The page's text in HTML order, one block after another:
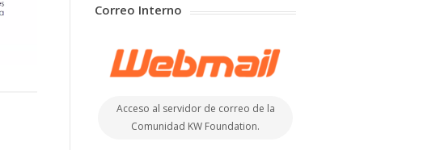
Correo Interno
Acceso al servidor de correo de la
Comunidad KW Foundation.